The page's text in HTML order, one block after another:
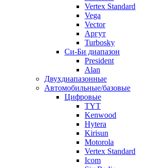
Vertex Standard
Vega
Vector
Аргут
Turbosky
Си-Би диапазон
President
Alan
Двухдиапазонные
Автомобильные/базовые
Цифровые
TYT
Kenwood
Hytera
Kirisun
Motorola
Vertex Standard
Icom